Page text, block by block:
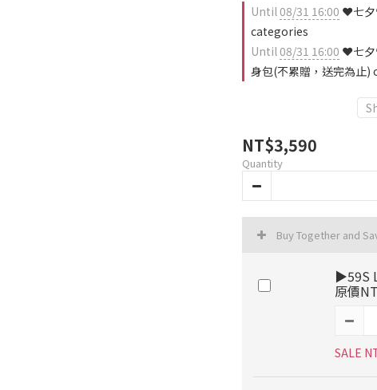
Until08/31 16:00 ❤️七夕
categories
Until08/31 16:00 ❤️七夕
身包(不累贈，送完為止)
NT$3,590
Quantity
Buy Together and
▶59S
原價
SALE